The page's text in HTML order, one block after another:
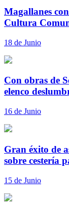
Magallanes
Cultura
18 de Junio
Con obras de
elenco
16 de Junio
Gran éxito de
sobre cestería
15 de Junio